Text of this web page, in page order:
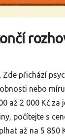
Zde přichází
nebo
až 2 000 Kč za
počítejte s
až na 5 850